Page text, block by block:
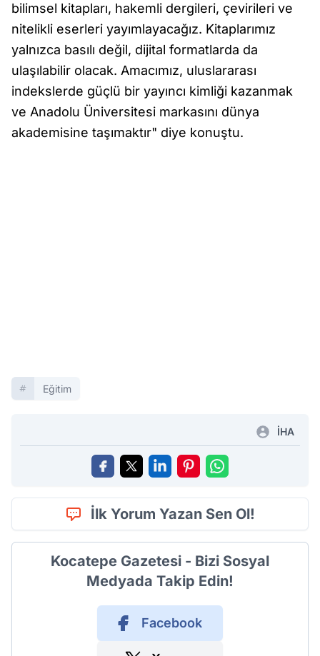
bilimsel kitapları, hakemli dergileri, çevirileri ve
nitelikli eserleri yayımlayacağız. Kitaplarımız
yalnızca basılı değil, dijital formatlarda da
ulaşılabilir olacak. Amacımız, uluslararası
indekslerde güçlü bir yayıncı kimliği kazanmak
ve Anadolu Üniversitesi markasını dünya
akademisine taşımaktır" diye konuştu.
Eğitim
İHA
İlk Yorum Yazan Sen Ol!
Kocatepe Gazetesi - Bizi Sosyal
Medyada Takip Edin!
Facebook